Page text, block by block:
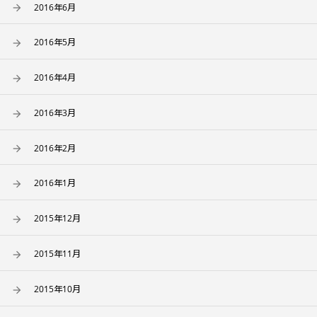
2016年6月
2016年5月
2016年4月
2016年3月
2016年2月
2016年1月
2015年12月
2015年11月
2015年10月